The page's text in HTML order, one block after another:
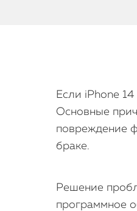
Если iPhone
Основные
повреждение
браке.
Решение
программное